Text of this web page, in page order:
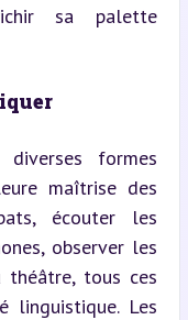
sa palette
diverses formes
maîtrise des
écouter les
observer les
tous ces
linguistique. Les